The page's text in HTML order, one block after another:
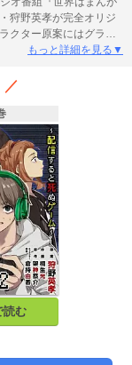
狩野英孝が完全オリジ
クター原案にはグラビ
れたゲームを実況せよ
人を超える人気ゲーム
は、中学時代の友人で
思えた二人三脚の配信
た庵藤が突如として
に涼太が部屋を飛び出
息絶えていた 。自分が
は 、マネージャーの古
かし、古賀から返って
若色は、親友の死体が
の実況配信を始めるこ
もっと詳細を見る▼
／
読む